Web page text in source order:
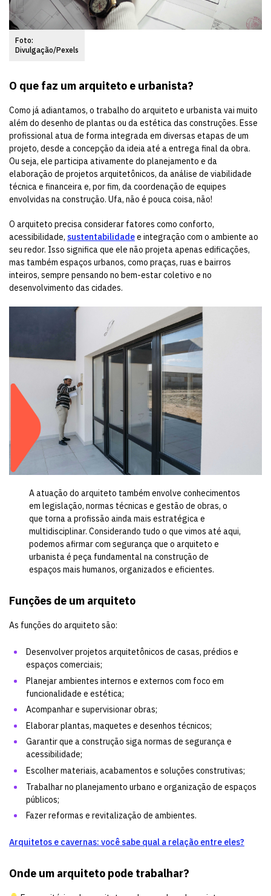
Foto:
Divulgação/Pexels
O que faz um arquiteto e urbanista?
Como já adiantamos, o trabalho do arquiteto e urbanista vai muito
além do desenho de plantas ou da estética das construções. Esse
profissional atua de forma integrada em diversas etapas de um
projeto, desde a concepção da ideia até a entrega final da obra.
Ou seja, ele participa ativamente do planejamento e da
elaboração de projetos arquitetônicos, da análise de viabilidade
técnica e financeira e, por fim, da coordenação de equipes
envolvidas na construção. Ufa, não é pouca coisa, não!
O arquiteto precisa considerar fatores como conforto,
acessibilidade, sustentabilidadee integração com o ambiente ao
seu redor. Isso significa que ele não projeta apenas edificações,
mas também espaços urbanos, como praças, ruas e bairros
inteiros, sempre pensando no bem-estar coletivo e no
desenvolvimento das cidades.
A atuação do arquiteto também envolve conhecimentos
em legislação, normas técnicas e gestão de obras, o
que torna a profissão ainda mais estratégica e
multidisciplinar. Considerando tudo o que vimos até aqui,
podemos afirmar com segurança que o arquiteto e
urbanista é peça fundamental na construção de
espaços mais humanos, organizados e eficientes.
Funções de um arquiteto
As funções do arquiteto são:
Desenvolver projetos arquitetônicos de casas, prédios e
espaços comerciais;
Planejar ambientes internos e externos com foco em
funcionalidade e estética;
Acompanhar e supervisionar obras;
Elaborar plantas, maquetes e desenhos técnicos;
Garantir que a construção siga normas de segurança e
acessibilidade;
Escolher materiais, acabamentos e soluções construtivas;
Trabalhar no planejamento urbano e organização de espaços
públicos;
Fazer reformas e revitalização de ambientes.
Arquitetos e cavernas: você sabe qual a relação entre eles?
Onde um arquiteto pode trabalhar?